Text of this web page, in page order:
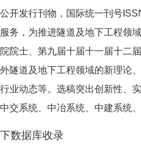
开发行刊物，国际统一刊号
务，为推进隧道及地下工程领
院士、第九届十届十一届十二
隧道及地下工程领域的新理论
业动态等。选稿突出创新性、
交系统、中冶系统、中建系统
数据库收录